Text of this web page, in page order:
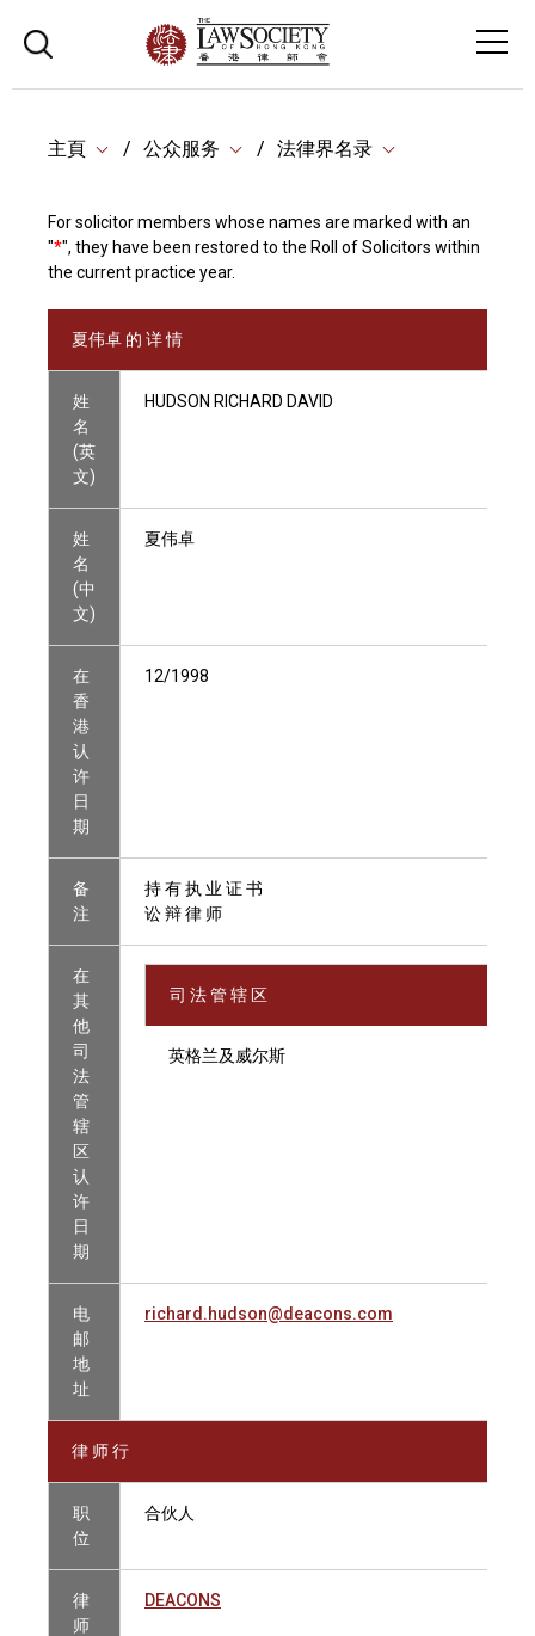
主頁 公众服务 法律界名录
For solicitor members whose names are marked with an
"*", they have been restored to the Roll of Solicitors within
the current practice year.
夏伟卓 的 详 情
姓
名
(英
文)
HUDSON RICHARD DAVID
姓
名
(中
文)
夏伟卓
在
香
港
认
许
日
期
12/1998
备
注
持 有 执 业 证 书
讼 辩 律 师
在
其
他
司
法
管
辖
区
认
许
日
期
司 法 管 辖 区
英格兰及威尔斯
电
邮
地
址
richard.hudson@deacons.com
律 师 行
职
位
合伙人
律
师
DEACONS